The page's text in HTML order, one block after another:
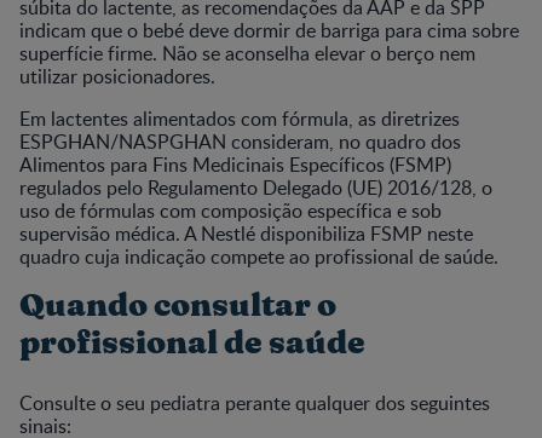
súbita do lactente, as recomendações da AAP e da SPP
indicam que o bebé deve dormir de barriga para cima sobre
superfície firme. Não se aconselha elevar o berço nem
utilizar posicionadores.
Em lactentes alimentados com fórmula, as diretrizes
ESPGHAN/NASPGHAN consideram, no quadro dos
Alimentos para Fins Medicinais Específicos (FSMP)
regulados pelo Regulamento Delegado (UE) 2016/128, o
uso de fórmulas com composição específica e sob
supervisão médica. A Nestlé disponibiliza FSMP neste
quadro cuja indicação compete ao profissional de saúde.
Quando consultar o
profissional de saúde
Consulte o seu pediatra perante qualquer dos seguintes
sinais: